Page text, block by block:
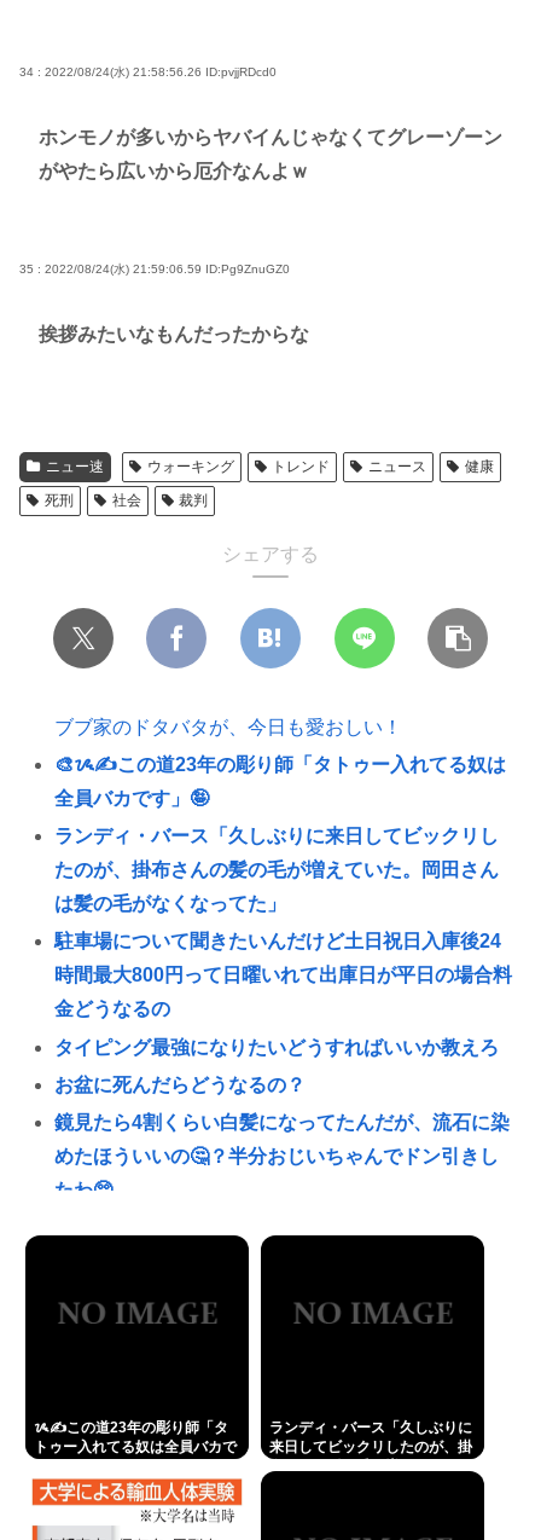
34 : 2022/08/24(水) 21:58:56.26 ID:pvjjRDcd0
ホンモノが多いからヤバイんじゃなくてグレーゾーン
がやたら広いから厄介なんよｗ
35 : 2022/08/24(水) 21:59:06.59 ID:Pg9ZnuGZ0
挨拶みたいなもんだったからな
ニュー速 ウォーキング トレンド ニュース
健康
死刑
社会 裁判
シェアする
ブブ家のドタバタが、今日も愛おしい！
🎨ᝰ✍この道23年の彫り師「タトゥー入れてる奴は
全員バカです」🤪
ランディ・バース「久しぶりに来日してビックリし
たのが、掛布さんの髪の毛が増えていた。岡田さん
は髪の毛がなくなってた」
駐車場について聞きたいんだけど土日祝日入庫後24
時間最大800円って日曜いれて出庫日が平日の場合料
金どうなるの
タイピング最強になりたいどうすればいいか教えろ
お盆に死んだらどうなるの？
鏡見たら4割くらい白髪になってたんだが、流石に染
めたほういいの🤔？半分おじいちゃんでドン引きし
たわ🥺
く出てこない人いるよな🙄
なして君ら「テスラ」買わないの？モデル3なら300
万程度で買える.コスパ最強車がここにあるのに
有田哲平、高田馬場は「嫌いな街ですね」「早稲田
ᝰ✍この道23年の彫り師「タ
トゥー入れてる奴は全員バカで
ランディ・バース「久しぶりに
来日してビックリしたのが、掛